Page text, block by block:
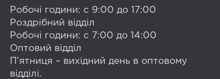
Робочі години: с 9:00 до 17:00
Роздрібний відділ
Робочі години: с 7:00 до 14:00
Оптовий відділ
П'ятниця – вихідний день в оптовому
відділі.